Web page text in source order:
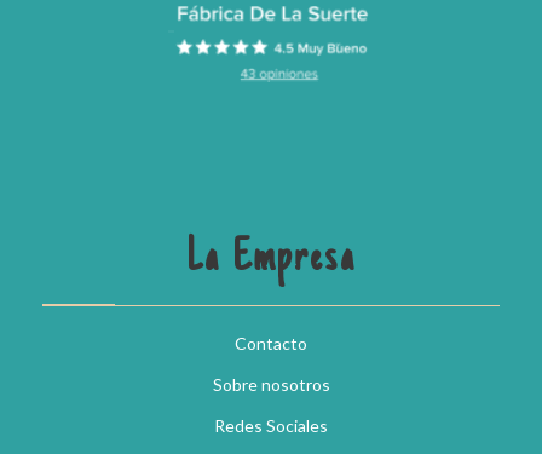
La Empresa
Contacto
Sobre nosotros
Redes Sociales